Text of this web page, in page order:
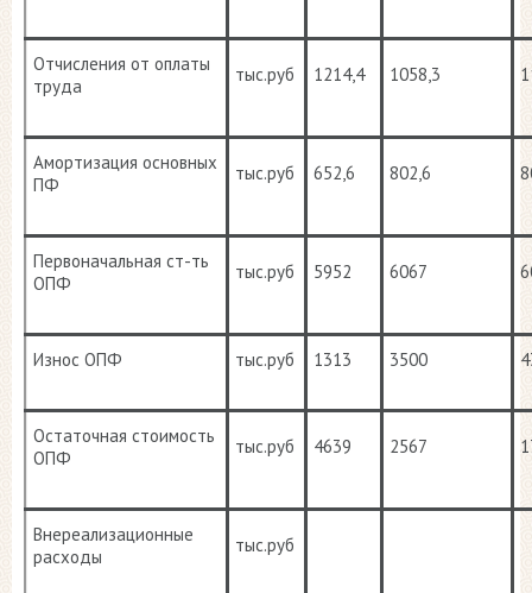
Отчисления от оплаты
труда
тыс.руб 1214,4 1058,3
Амортизация основных
ПФ
тыс.руб 652,6 802,6
Первоначальная ст-ть
ОПФ
тыс.руб 5952 6067
Износ ОПФ тыс.руб 1313 3500
Остаточная стоимость
ОПФ
тыс.руб 4639 2567
Внереализационные
расходы
тыс.руб